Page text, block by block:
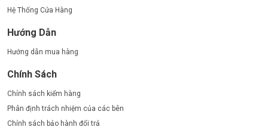
Hệ Thống Cửa Hàng
Hướng Dẫn
Hướng dẫn mua hàng
Chính Sách
Chính sách kiểm hàng
Phân định trách nhiệm của các bên
Chính sách bảo hành đổi trả